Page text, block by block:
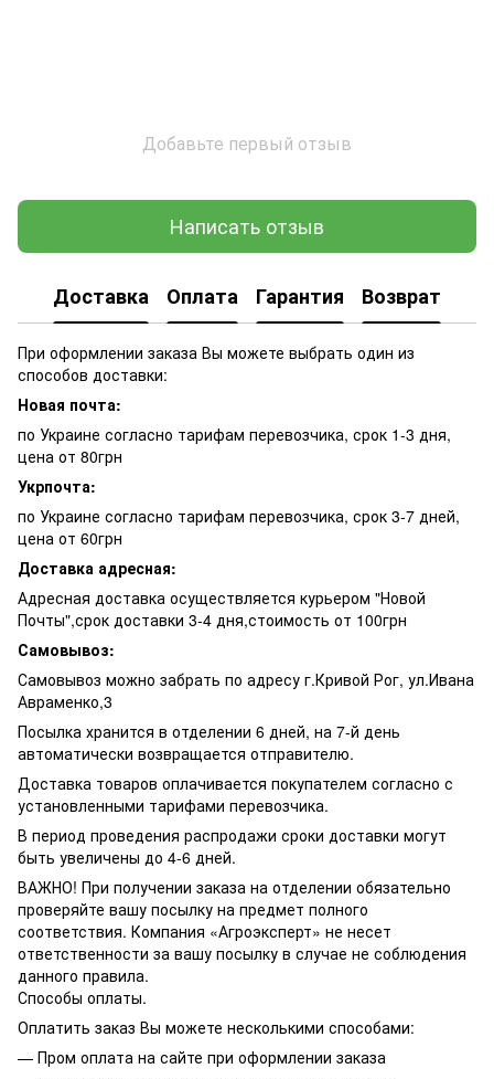
Добавьте первый отзыв
Написать отзыв
Доставка Оплата Гарантия Возврат
При оформлении заказа Вы можете выбрать один из
способов доставки:
Новая почта:
по Украине согласно тарифам перевозчика, срок 1-3 дня,
цена от 80грн
Укрпочта:
по Украине согласно тарифам перевозчика, срок 3-7 дней,
цена от 60грн
Доставка адресная:
Адресная доставка осуществляется курьером "Новой
Почты",срок доставки 3-4 дня,стоимость от 100грн
Самовывоз:
Самовывоз можно забрать по адресу г.Кривой Рог, ул.Ивана
Авраменко,3
Посылка хранится в отделении 6 дней, на 7-й день
автоматически возвращается отправителю.
Доставка товаров оплачивается покупателем согласно с
установленными тарифами перевозчика.
В период проведения распродажи сроки доставки могут
быть увеличены до 4-6 дней.
ВАЖНО! При получении заказа на отделении обязательно
проверяйте вашу посылку на предмет полного
соответствия. Компания «Агроэксперт» не несет
ответственности за вашу посылку в случае не соблюдения
данного правила.
Способы оплаты.
Оплатить заказ Вы можете несколькими способами:
— Пром оплата на сайте при оформлении заказа